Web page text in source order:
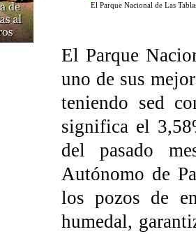
El Parque Nacional de Las
El Parque
uno de sus
teniendo sed
significa el
del pasado
Autónomo de
los pozos de
humedal,